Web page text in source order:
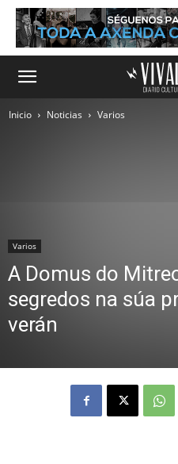
Inicio Noticias Varios
Varios
A Domus do
segredos na súa
verán